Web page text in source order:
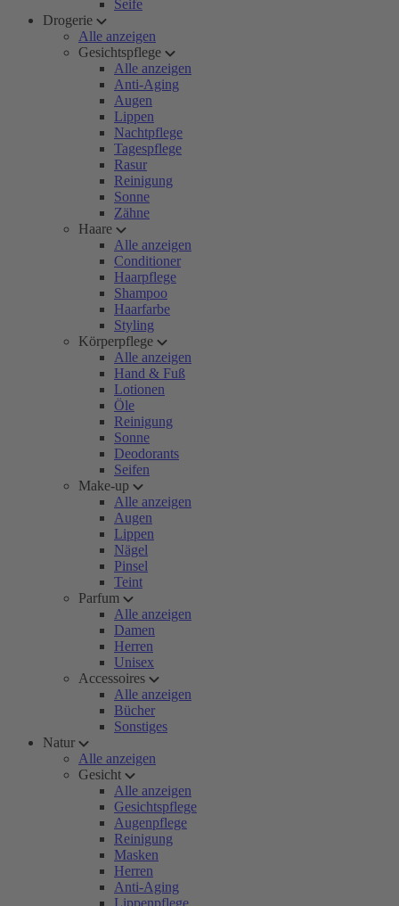
Seife
Drogerie
Alle anzeigen
Gesichtspflege
Alle anzeigen
Anti-Aging
Augen
Lippen
Nachtpflege
Tagespflege
Rasur
Reinigung
Sonne
Zähne
Haare
Alle anzeigen
Conditioner
Haarpflege
Shampoo
Haarfarbe
Styling
Körperpflege
Alle anzeigen
Hand & Fuß
Lotionen
Öle
Reinigung
Sonne
Deodorants
Seifen
Make-up
Alle anzeigen
Augen
Lippen
Nägel
Pinsel
Teint
Parfum
Alle anzeigen
Damen
Herren
Unisex
Accessoires
Alle anzeigen
Bücher
Sonstiges
Natur
Alle anzeigen
Gesicht
Alle anzeigen
Gesichtspflege
Augenpflege
Reinigung
Masken
Herren
Anti-Aging
Lippenpflege